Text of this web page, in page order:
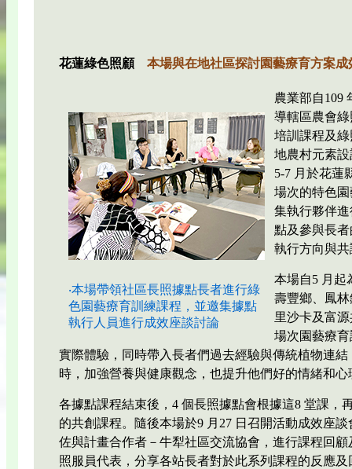
花蓮綠色照顧 本場與在地社區探討園藝療育方案成
‧本場帶領社區長照據點長者進行綠
色園藝療育訓練課程，並邀集據點
執行人員進行成效座談討論
農業部自109
導轄區農會
培訓課程及
地農村元素
5-7 月於花蓮
場次的特色
集執行夥伴
點及參與長
執行方向與
本場自5 月起
壽豐鄉、鳳
里沙卡及富
場次園藝療
實際體驗，同時帶入長者們過去經驗與傳統植物連
時，加強營養與健康觀念，也提升他們好的情緒和心
各據點課程結束後，4 個長照據點會根據這8 堂課，
的共創課程。隨後本場於9 月27 日召開活動成效座
佐與計畫合作者－牛犁社區交流協會，進行課程回
照服員代表，分享各站長者對於此系列課程的反應及